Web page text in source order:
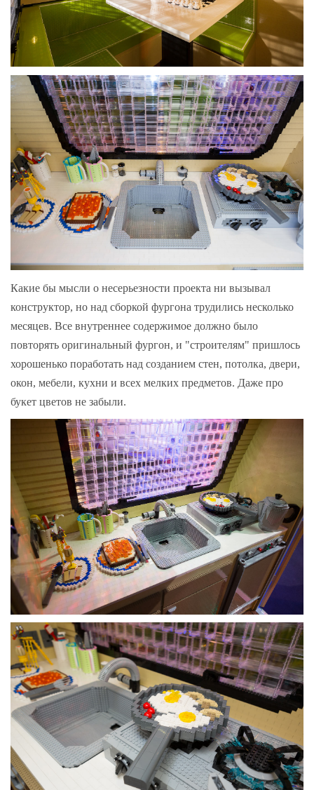
Какие бы мысли о несерьезности проекта ни вызывал
конструктор, но над сборкой фургона трудились несколько
месяцев. Все внутреннее содержимое должно было
повторять оригинальный фургон, и "строителям" пришлось
хорошенько поработать над созданием стен, потолка, двери,
окон, мебели, кухни и всех мелких предметов. Даже про
букет цветов не забыли.